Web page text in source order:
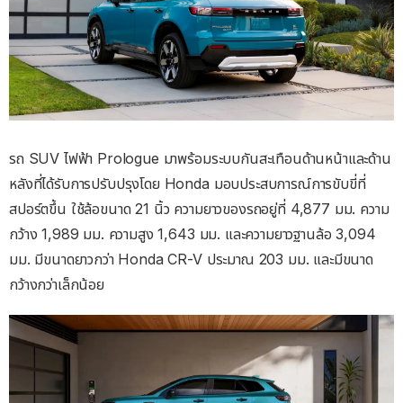
รถ SUV ไฟฟ้า Prologue มาพร้อมระบบกันสะเทือนด้านหน้าและด้าน
หลังที่ได้รับการปรับปรุงโดย Honda มอบประสบการณ์การขับขี่ที่
สปอร์ตขึ้น ใช้ล้อขนาด 21 นิ้ว ความยาวของรถอยู่ที่ 4,877 มม. ความ
กว้าง 1,989 มม. ความสูง 1,643 มม. และความยาวฐานล้อ 3,094
มม. มีขนาดยาวกว่า Honda CR-V ประมาณ 203 มม. และมีขนาด
กว้างกว่าเล็กน้อย